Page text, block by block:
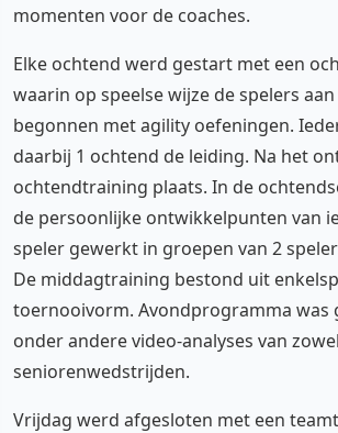
momenten voor de coaches.
Elke ochtend werd gestart met een
waarin op speelse wijze de spelers
begonnen met agility oefeningen.
daarbij 1 ochtend de leiding. Na het
ochtendtraining plaats. In de
de persoonlijke ontwikkelpunten van
speler gewerkt in groepen van 2
De middagtraining bestond uit
toernooivorm. Avondprogramma was
onder andere video-analyses van
seniorenwedstrijden.
Vrijdag werd afgesloten met een